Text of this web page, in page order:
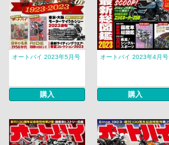
オートバイ 2023年5月号
購入
オートバイ 2023年4月号
購入